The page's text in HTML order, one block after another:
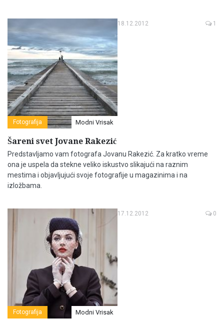
Fotografija Modni Vrisak
18.12.2012 1
Šareni svet Jovane Rakezić
Predstavljamo vam fotografa Jovanu Rakezić. Za kratko vreme
ona je uspela da stekne veliko iskustvo slikajući na raznim
mestima i objavljujući svoje fotografije u magazinima i na
izložbama.
Fotografija Modni Vrisak
17.12.2012 0